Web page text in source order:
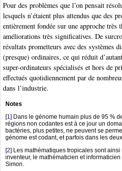
Pour des problèmes que l’on pensait
lesquels n’étaient plus attendus que des
entièrement fondée sur une approche très
améliorations très significatives. De
résultats prometteurs avec des systèmes
(presque) ordinaires, ce qui réduit
super-ordinateurs spécialisés et hors de
effectués quotidiennement par de
dans l’industrie.
Notes
[1] Dans le génome humain plus de 95 %
régions non codantes est à ce jour un
bactéries, plus petites, ne peuvent se
génome est codant, et parfois dans les
[2] Les mathématiques tropicales sont
inventeur, le mathématicien et
Simon.